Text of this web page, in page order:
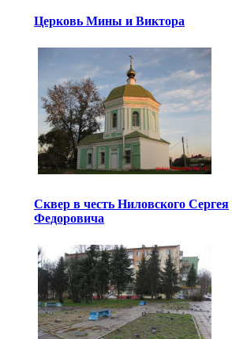
Церковь Мины и Виктора
Сквер в честь Ниловского Сергея
Федоровича